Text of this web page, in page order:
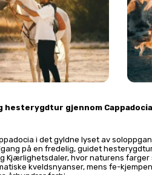
hesterygdtur gjennom
i det gyldne lyset av
på en fredelig, guidet
Kjærlighetsdaler, hvor naturens
kveldsnyanser, mens fe-